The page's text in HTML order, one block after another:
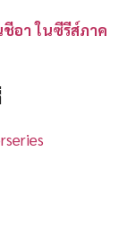
อา ในซีรีส์ภาค